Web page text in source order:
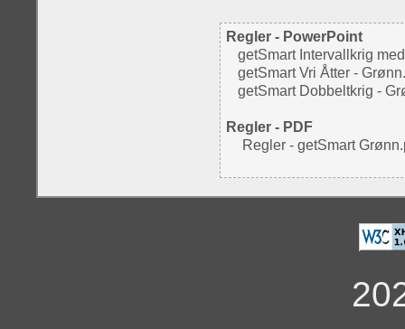
Regler - PowerPoint
getSmart Intervallkrig
getSmart Vri Åtter -
getSmart Dobbeltkrig -
Regler - PDF
Regler - getSmart